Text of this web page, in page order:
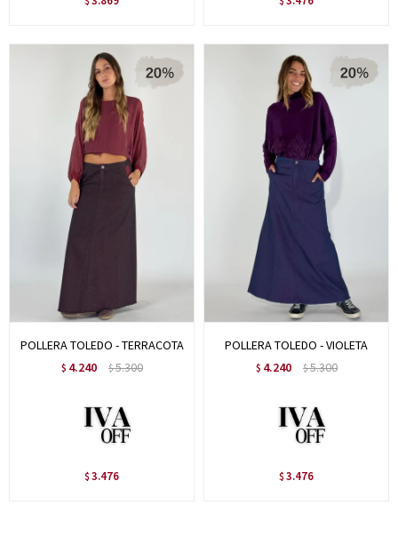
POLLERA TOLEDO - TERRACOTA
$ 4.240 $5.300
$ 3.476
POLLERA TOLEDO - VIOLETA
$ 4.240 $5.300
$ 3.476